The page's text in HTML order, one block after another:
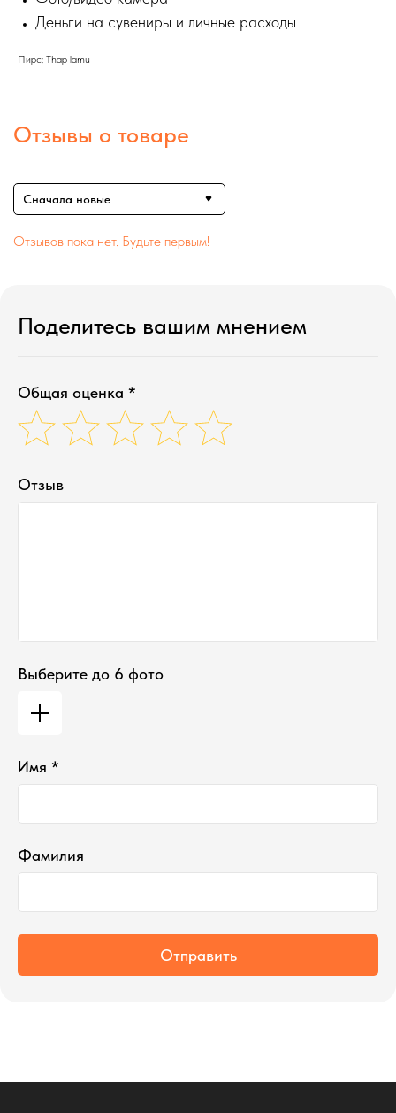
Деньги на сувениры и личные расходы
Пирс: Thap lamu
Отзывы о товаре
Сначала новые
Отзывов пока нет. Будьте первым!
Поделитесь вашим мнением
Общая оценка *
Отзыв
Выберите до 6 фото
Имя *
Фамилия
Отправить